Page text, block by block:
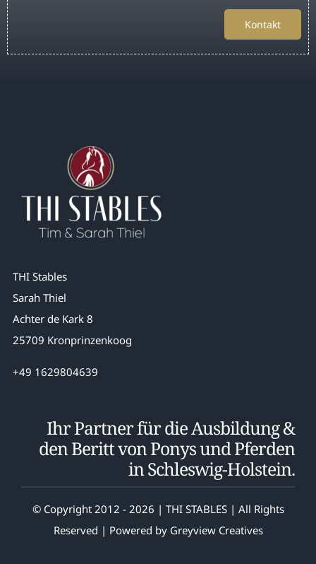
Kontakt
THI Stables
Sarah Thiel
Achter de Kark 8
25709 Kronprinzenkoog
+49 1629804639
Ihr Partner für die Ausbildung &
den Beritt von Ponys und Pferden
in Schleswig-Holstein.
© Copyright 2012 - 2026 | THI STABLES | All Rights
Reserved | Powered by Greyview Creatives